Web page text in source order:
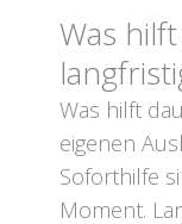
Was
Was hilft
eigenen
Soforthilfe
Moment.